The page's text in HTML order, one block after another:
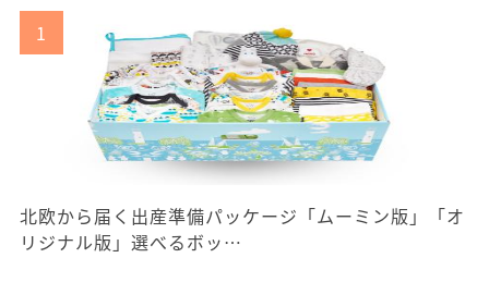
北欧から届く出産準備パッケージ「ムーミン版」「オ
リジナル版」選べるボッ…